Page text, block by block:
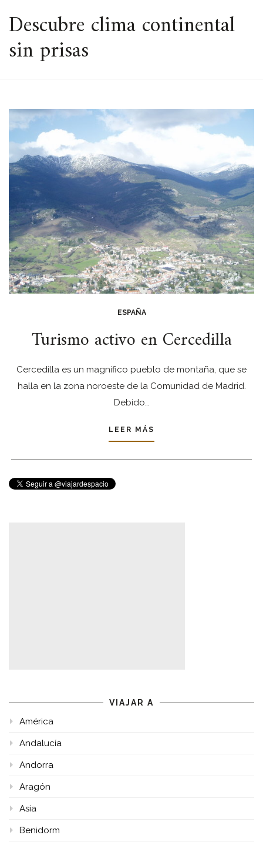
ESPACIO
Descubre clima continental
sin prisas
ESPAÑA
Turismo activo en Cercedilla
Cercedilla es un magnífico pueblo de montaña, que se
halla en la zona noroeste de la Comunidad de Madrid.
Debido…
LEER MÁS
VIAJAR A
América
Andalucía
Andorra
Aragón
Asia
Benidorm